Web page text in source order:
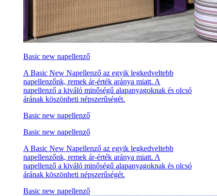
Basic new napellenző
A Basic New Napellenző az egyik legkedveltebb
napellenzőnk, remek ár-érték aránya miatt. A
napellenző a kiváló minőségű alapanyagoknak és olcsó
árának köszönheti népszerűségét.
Basic new napellenző
Basic new napellenző
A Basic New Napellenző az egyik legkedveltebb
napellenzőnk, remek ár-érték aránya miatt. A
napellenző a kiváló minőségű alapanyagoknak és olcsó
árának köszönheti népszerűségét.
Basic new napellenző